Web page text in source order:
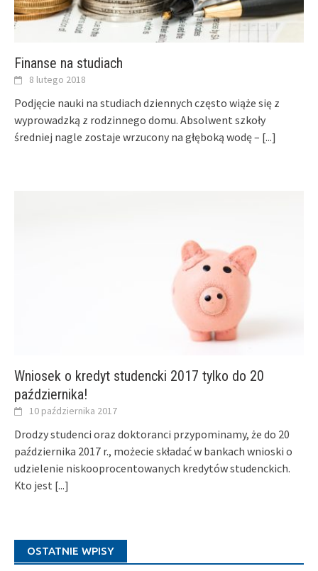
Finanse na studiach
8 lutego 2018
Podjęcie nauki na studiach dziennych często wiąże się z
wyprowadzką z rodzinnego domu. Absolwent szkoły
średniej nagle zostaje wrzucony na głęboką wodę – [...]
Wniosek o kredyt studencki 2017 tylko do 20
października!
10 października 2017
Drodzy studenci oraz doktoranci przypominamy, że do 20
października 2017 r., możecie składać w bankach wnioski o
udzielenie niskooprocentowanych kredytów studenckich.
Kto jest [...]
OSTATNIE WPISY